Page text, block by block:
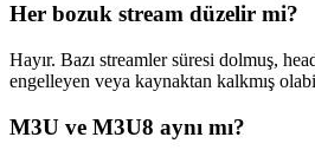
Her bozuk stream düzelir mi?
Hayır. Bazı streamler süresi dolmuş,
engelleyen veya kaynaktan kalkmış
M3U ve M3U8 aynı mı?